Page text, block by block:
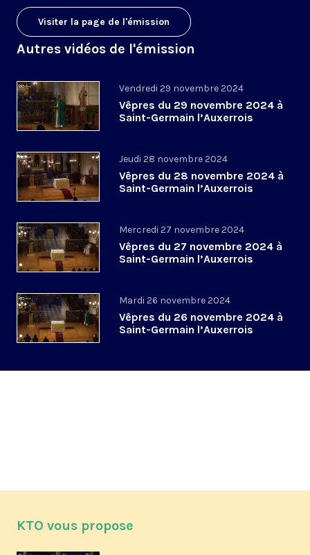
Visiter la page de l'émission
Autres vidéos de l'émission
Vendredi 29 novembre 2024
Vêpres du 29 novembre 2024 à
Saint-Germain l’Auxerrois
Jeudi 28 novembre 2024
Vêpres du 28 novembre 2024 à
Saint-Germain l’Auxerrois
Mercredi 27 novembre 2024
Vêpres du 27 novembre 2024 à
Saint-Germain l’Auxerrois
Mardi 26 novembre 2024
Vêpres du 26 novembre 2024 à
Saint-Germain l’Auxerrois
KTO vous propose